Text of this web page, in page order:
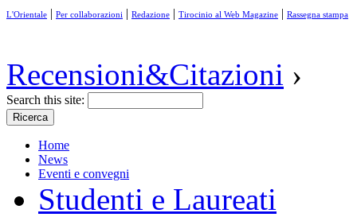
L'Orientale | Per collaborazioni | Redazione | Tirocinio al Web Magazine | Rassegna stampa
Recensioni&Citazioni ›
Search this site:
Home
News
Eventi e convegni
Studenti e Laureati